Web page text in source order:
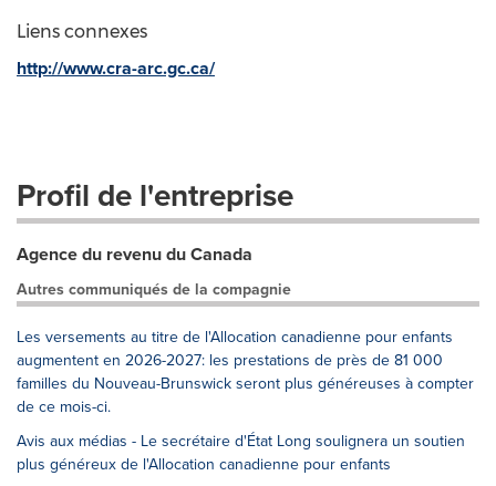
Liens connexes
http://www.cra-arc.gc.ca/
Profil de l'entreprise
Agence du revenu du Canada
Autres communiqués de la compagnie
Les versements au titre de l'Allocation canadienne pour enfants
augmentent en 2026-2027: les prestations de près de 81 000
familles du Nouveau-Brunswick seront plus généreuses à compter
de ce mois-ci.
Avis aux médias - Le secrétaire d'État Long soulignera un soutien
plus généreux de l'Allocation canadienne pour enfants